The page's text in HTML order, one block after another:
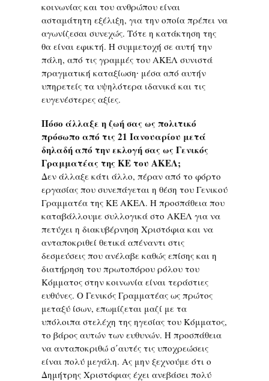
κοινωνίας και του ανθρώπου είναι
ασταμάτητη εξέλιξη, για την οποία πρέπει να
αγωνίζεσαι συνεχώς. Τότε η κατάκτηση της
θα είναι εφικτή. Η συμμετοχή σε αυτή την
πάλη, από τις γραμμές του ΑΚΕΛ συνιστά
πραγματική καταξίωση∙ μέσα από αυτήν
υπηρετείς τα υψηλότερα ιδανικά και τις
ευγενέστερες αξίες.
Πόσο άλλαξε η ζωή σας ως πολιτικό
πρόσωπο από τις 21 Ιανουαρίου μετά
δηλαδή από την εκλογή σας ως Γενικός
Γραμματέας της ΚΕ του ΑΚΕΛ;
Δεν άλλαξε κάτι άλλο, πέραν από το φόρτο
εργασίας που συνεπάγεται η θέση του Γενικού
Γραμματέα της ΚΕ ΑΚΕΛ. Η προσπάθεια που
καταβάλλουμε συλλογικά στο ΑΚΕΛ για να
πετύχει η διακυβέρνηση Χριστόφια και να
ανταποκριθεί θετικά απέναντι στις
δεσμεύσεις που ανέλαβε καθώς επίσης και η
διατήρηση του πρωτοπόρου ρόλου του
Κόμματος στην κοινωνία είναι τεράστιες
ευθύνες. Ο Γενικός Γραμματέας ως πρώτος
μεταξύ ίσων, επωμίζεται μαζί με τα
υπόλοιπα στελέχη της ηγεσίας του Κόμματος,
το βάρος αυτών των ευθυνών. Η προσπάθεια
να ανταποκριθώ σ΄αυτές τις υποχρεώσεις
είναι πολύ μεγάλη. Ας μην ξεχνούμε ότι ο
Δημήτρης Χριστόφιας έχει ανεβάσει πολύ